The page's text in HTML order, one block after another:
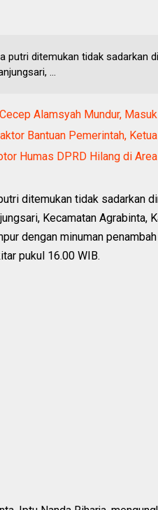
putri ditemukan tidak sadarkan
...
Alamsyah Mundur,
Bantuan Pemerintah,
Humas DPRD Hilang di
ditemukan tidak sadarkan
Kecamatan Agrabinta,
dengan minuman
pukul 16.00 WIB.